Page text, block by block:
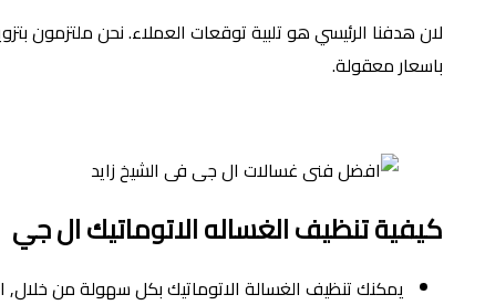
باسعار معقولة.
كيفية تنظيف الغساله الاتوماتيك ال جي
يمكنك تنظيف الغسالة الاتوماتيك بكل سهولة من